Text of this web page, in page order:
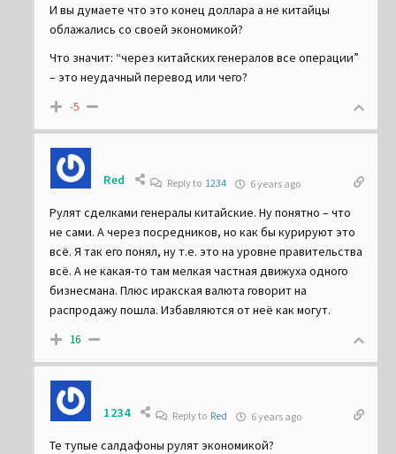
И вы думаете что это конец доллара а не китайцы
облажались со своей экономикой?
Что значит: “через китайских генералов все операции”
– это неудачный перевод или чего?
-5
Red Reply to 1234 6 years ago
Рулят сделками генералы китайские. Ну понятно – что
не сами. А через посредников, но как бы курируют это
всё. Я так его понял, ну т.е. это на уровне правительства
всё. А не какая-то там мелкая частная движуха одного
бизнесмана. Плюс иракская валюта говорит на
распродажу пошла. Избавляются от неё как могут.
16
1234 Reply to Red 6 years ago
Те тупые салдафоны рулят экономикой?